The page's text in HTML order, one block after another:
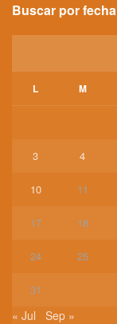
Buscar por fecha
L M
3 4
10 11
17 18
24 25
31
« Jul Sep »